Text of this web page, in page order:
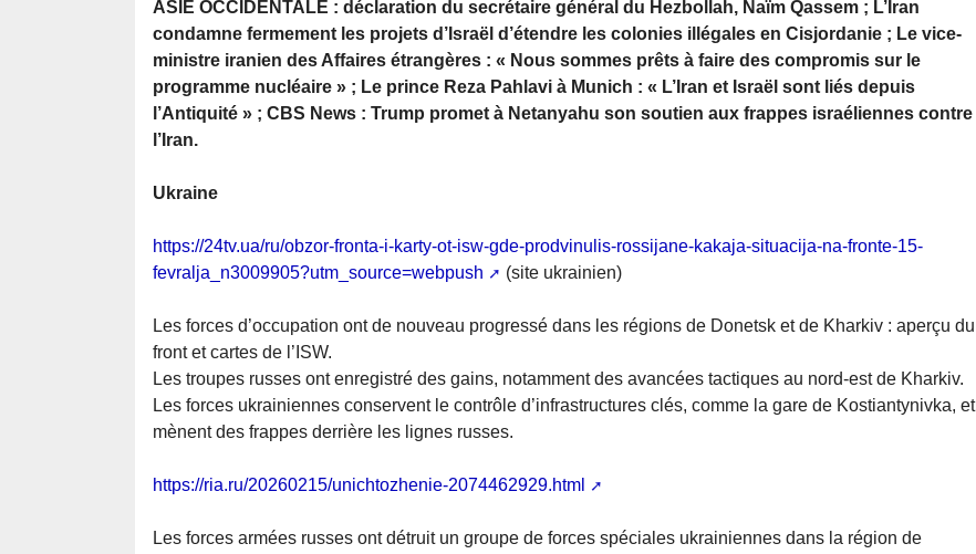
ASIE OCCIDENTALE : déclaration du secrétaire général du Hezbollah, Naïm Qassem ; L’Iran
condamne fermement les projets d’Israël d’étendre les colonies illégales en Cisjordanie ; Le vice-
ministre iranien des Affaires étrangères : « Nous sommes prêts à faire des compromis sur le
programme nucléaire » ; Le prince Reza Pahlavi à Munich : « L’Iran et Israël sont liés depuis
l’Antiquité » ; CBS News : Trump promet à Netanyahu son soutien aux frappes israéliennes contre
l’Iran.
Ukraine
https://24tv.ua/ru/obzor-fronta-i-karty-ot-isw-gde-prodvinulis-rossijane-kakaja-situacija-na-fronte-15-
fevralja_n3009905?utm_source=webpush
(site ukrainien)
Les forces d’occupation ont de nouveau progressé dans les régions de Donetsk et de Kharkiv : aperçu du
front et cartes de l’ISW.
Les troupes russes ont enregistré des gains, notamment des avancées tactiques au nord-est de Kharkiv.
Les forces ukrainiennes conservent le contrôle d’infrastructures clés, comme la gare de Kostiantynivka, et
mènent des frappes derrière les lignes russes.
https://ria.ru/20260215/unichtozhenie-2074462929.html
Les forces armées russes ont détruit un groupe de forces spéciales ukrainiennes dans la région de